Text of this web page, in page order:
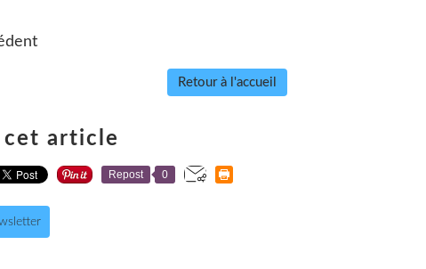
Retour à l'accueil
cet article
Repost 0